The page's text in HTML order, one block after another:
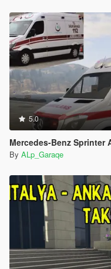
5.0
Mercedes-Benz Sprinter
By ALp_Garaqe